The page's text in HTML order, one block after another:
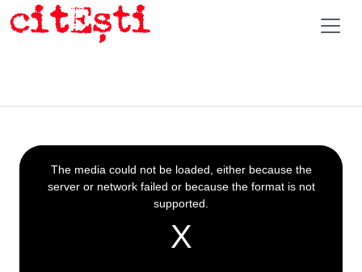
This
is
a
The media could not be loaded, either because the
server or network failed or because the format is not
supported.